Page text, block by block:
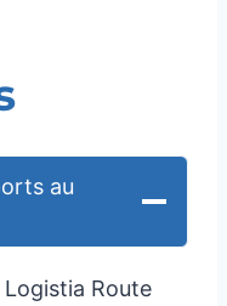
au
Route